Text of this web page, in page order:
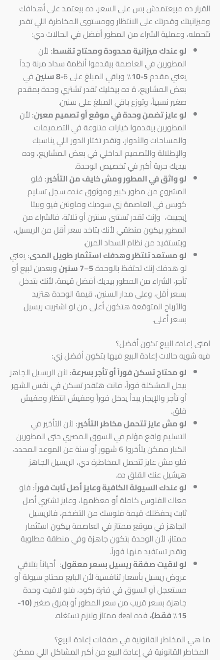
القرار ده مبيعتمدش بس على السعر، ده بيعتمد على أهدافك
وميزانيتك وقدرتك على الانتظار وومستوى المخاطرة اللي تقدر
تتحمله، وعملية الشراء من المطور أفضل في الحالات دي:
لو عندك ميزانية محدودة ومحتاج تقسط: لأن
المطورين في العاصمة بيقدموا أنظمة سداد مرنة جداً
يعني مقدم5-10٪ وباقي المبلغ على 6 -8 سنين
في
بعض المشاريع، ة ده بيخليك تقدر تشتري وحدة بمقدم
صغير نسبياً، وتوزع باقي المبلغ على سنين.
لو عايز تضمن وحدة في موقع أو تصميم معين: لأن
المطورين بيقدموا خيارات متنوعة في التصميمات
والمساحات والأدوار، وتقدر تختار الدور اللي يناسبك
والإطلالة والتصميم الداخلي في بعض المشاريع، وده
بيديك حرية أكبر في تخصيص الوحدة.
لو واثق في المطور ومش خايف من التأخير: فلو
المشروع من مطور كبير وموثوق عنده سجل تسليم
كويس في العاصمة زي سوديك وماونتن فيو وبيتا
إيجيبت، وإنت تقدر تستنى سنتين أو تلاتة، فالشراء من
المطور بيكون منطقي لأنك بتاخد سعر أقل من الريسيل،
وبتستفيد من نظام السداد المرن.
لو مستعد تنتظر وهدفك استثمار طويل المدى: يعني
لو هدفك إنك تحتفظ بالوحدة5
–7 سنين
وبعدين تبيع أو
تأجر، الشراء من المطور بيديك أفضل قيمة، لأنك بتدخل
بسعر أقل، وعلى مدار السنين، قيمة الوحدة هتزيد
والأرباح المتوقعة هتكون أعلى من لو اشتريت ريسيل
بسعر أعلى.
امتى إعادة البيع تكون أفضل؟
فيه شويه حالات إعادة البيع فيها بتكون أفضل زي:
لو محتاج تسكن فوراً أو تأجر بسرعة: لأن الريسيل الجاهز
بيحل المشكلة فوراً، فانت هتقدر تسكن في نفس الشهر
أو تأجر والإيجار يبدأ يدخل فوراً ومفيش انتظار ومفيش
قلق.
لو مش عايز تتحمل مخاطر التأخير: لأن التأخير في
التسليم واقع مؤلم في السوق المصري حتى المطورين
الكبار ممكن يتأخروا 6 شهور أو سنة عن الموعد المحدد،
فلو مش عايز تتحمل المخاطرة دي، الريسيل الجاهز
هيشيل عنك القلق ده.
لو عندك السيولة الكافية وعايز أصل ثابت فوراً: فلو
معاك الفلوس كاملة أو معظمها، وعايز تشتري أصل
ثابت يحفظلك قيمة فلوسك من التضخم، فالريسيل
الجاهز في موقع ممتاز في العاصمة بيكون استثمار
ممتاز، لأن الوحدة بتكون جاهزة وفي منطقة مطلوبة
وتقدر تستفيد منها فوراً.
لو لاقيت صفقة ريسيل بسعر معقول: أحياناً بتلاقي
عروض ريسيل بأسعار تنافسية لأن البايع محتاج سيولة أو
مستعجل أو السوق في فترة ركود، فلو لاقيت وحدة
جاهزة بسعر قريب من سعر المطور أو بفرق صغير
(10-
15٪ فقط)،
فده deal ممتاز ولازم تستغله.
ما هي المخاطر القانونية في صفقات إعادة البيع؟
المخاطر القانونية في إعادة البيع من أكبر المشاكل اللي ممكن